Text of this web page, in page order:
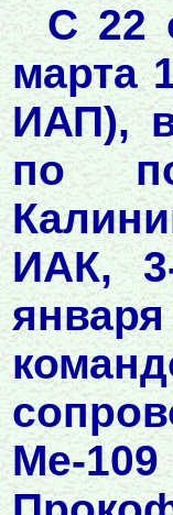
С 22
марта
ИАП),
по
ИАК,
Ме-